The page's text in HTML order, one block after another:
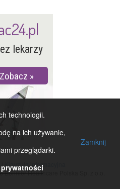
lekarzy
Zobacz
Klauzula informacyjna
Healthcare Polska Sp. z o.o.
technologii.
na ich używanie,
przeglądarki.
Zamknij